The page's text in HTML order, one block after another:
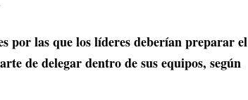
por las que los líderes deberían preparar el
de delegar dentro de sus equipos, según